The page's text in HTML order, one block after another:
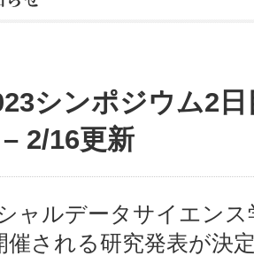
シンポジウム2
2/16更新
ャルデータサイエンス
催される研究発表が決